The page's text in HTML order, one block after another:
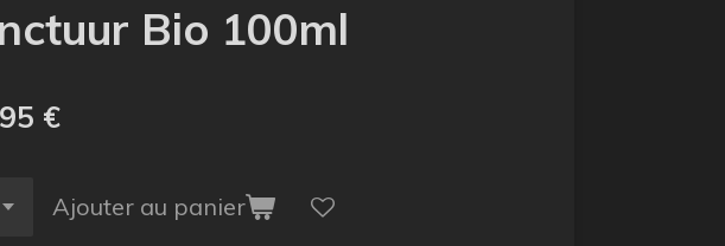
Bio 100ml
€
Ajouter au panier